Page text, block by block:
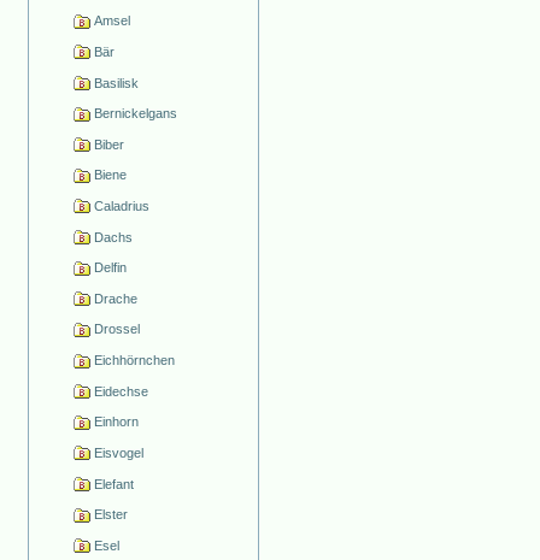
Amsel
Bär
Basilisk
Bernickelgans
Biber
Biene
Caladrius
Dachs
Delfin
Drache
Drossel
Eichhörnchen
Eidechse
Einhorn
Eisvogel
Elefant
Elster
Esel